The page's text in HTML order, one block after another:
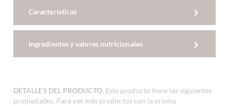
Características
Ingredientes y valores nutricionales
DETALLES DEL PRODUCTO. Este producto tiene las siguientes
propiedades. Para ver más productos con la misma